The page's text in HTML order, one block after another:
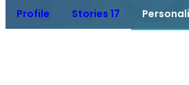
Profile Stories 17